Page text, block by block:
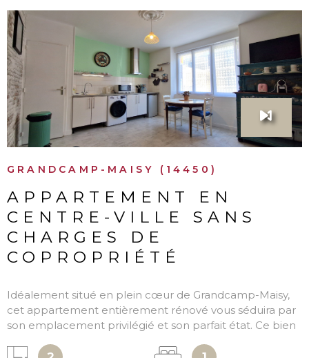
GRANDCAMP-MAISY (14450)
APPARTEMENT EN
CENTRE-VILLE SANS
CHARGES DE
COPROPRIÉTÉ
Idéalement situé en plein cœur de Grandcamp-Maisy,
cet appartement entièrement rénové vous séduira par
son emplacement privilégié et son parfait état. Ce bien
seulement deux logements, sans aucune charge de
VOIR LE BIEN